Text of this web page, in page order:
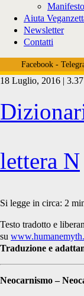
Aiuta
Newsletter
Contatti
Facebook-
Tag:
18 Luglio, 2016 |
lettera N
Si legge in circa: 2
Testo tradotto e
su
Traduzione e
Neocarnismo –